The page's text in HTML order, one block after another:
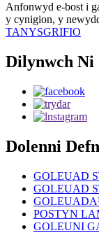
Anfonwyd e-bost i
y cynigion, y
TANYSGRIFIO
Dilynwch Ni
Dolenni
GOLEUAD
GOLEUAD
POSTYN
GOLEUNI